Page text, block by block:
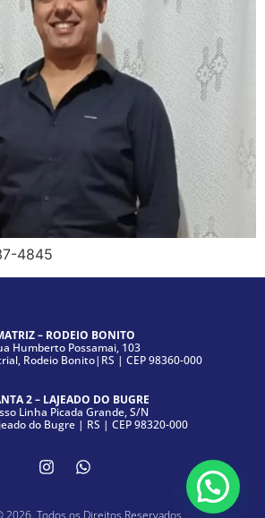
4845
– RODEIO BONITO
Humberto Possamai, 103
Rodeio Bonito|RS | CEP 98360-000
2 – LAJEADO DO BUGRE
Linha Picada Grande, S/N
do Bugre | RS | CEP 98320-000